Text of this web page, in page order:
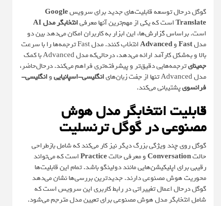
گوگل درحال توسعه قابلیت‌های جدید برای سرویسGoogle
Translateاست که یکی از مهم‌ترین آنها معرفیانتخابگر مدل AI
است. براساسگزارش‌ها، این ابزار به کاربران امکان می‌دهد بین دو
مدلFastوAdvanced
انتخاب کنند. مدل Fast ترجمه‌ها را با سرعت
بالا و به‌شکل کارآمد ارائه می‌دهد، درحالی‌که مدل Advanced با کمک
جمینایترجمه‌هایی دقیق‌تر و پیشرفته‌تری فراهم می‌کند. درحال‌حاضر،
مدل Advanced تنها از جفت زبان‌های
انگلیسی-اسپانیاییوانگلیسی-
فرانسویپشتیبانی می‌کند.
قابلیت انتخابگر مدل هوش
مصنوعی در گوگل ترنسلیت
گوگل روی چند ویژگی بزرگ دیگر نیز کار می‌کند که شامل بازطراحی
حالتConversationو معرفی حالتPracticeاست که می‌تواند
رقیبی برای اپلیکیشن‌هایی مانند دولینگو باشد. تمام این قابلیت‌ها
محوریت هوش مصنوعی دارند. جدیدترین بررسی‌ها نشان می‌دهد
گوگل درحال اعمال تغییراتی در رابط کاربری این سرویس است که
شامل انتخابگر مدل هوش مصنوعی برای تعیین مدل مترجم می‌شود.